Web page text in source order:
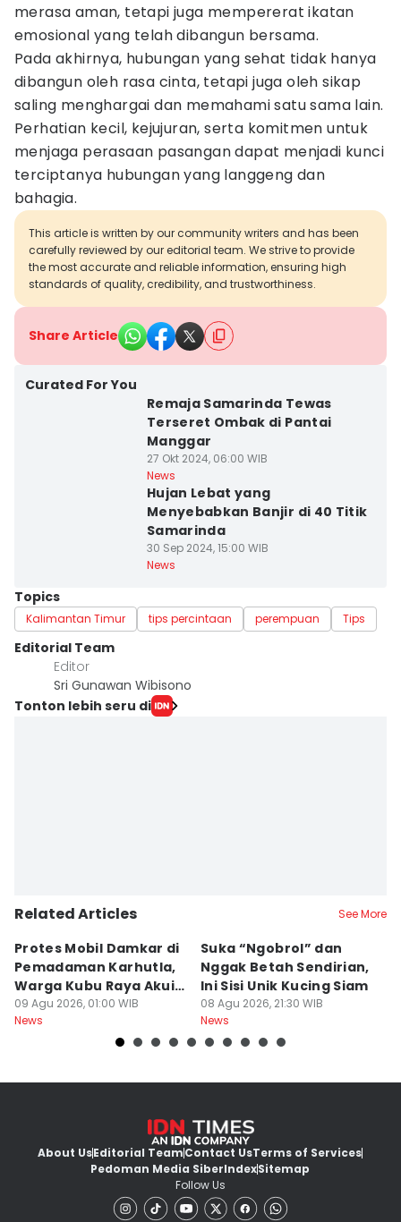
merasa aman, tetapi juga mempererat ikatan
emosional yang telah dibangun bersama.
Pada akhirnya, hubungan yang sehat tidak hanya
dibangun oleh rasa cinta, tetapi juga oleh sikap
saling menghargai dan memahami satu sama lain.
Perhatian kecil, kejujuran, serta komitmen untuk
menjaga perasaan pasangan dapat menjadi kunci
terciptanya hubungan yang langgeng dan
bahagia.
This article is written by our community writers and has been
carefully reviewed by our editorial team. We strive to provide
the most accurate and reliable information, ensuring high
standards of quality, credibility, and trustworthiness.
Share Article
Curated For You
Remaja Samarinda Tewas
Terseret Ombak di Pantai
Manggar
27 Okt 2024, 06:00 WIB
News
Hujan Lebat yang
Menyebabkan Banjir di 40 Titik
Samarinda
30 Sep 2024, 15:00 WIB
News
Topics
Kalimantan Timur tips percintaan perempuan Tips
Editorial Team
Editor
Sri Gunawan Wibisono
Tonton lebih seru di
Related Articles See More
Protes Mobil Damkar di
Pemadaman Karhutla,
Warga Kubu Raya Akui
Khilaf
09 Agu 2026, 01:00 WIB
News
Suka “Ngobrol” dan
Nggak Betah Sendirian,
Ini Sisi Unik Kucing Siam
08 Agu 2026, 21:30 WIB
News
About UsEditorial TeamContact UsTerms of Services
Pedoman Media SiberIndexSitemap
Follow Us